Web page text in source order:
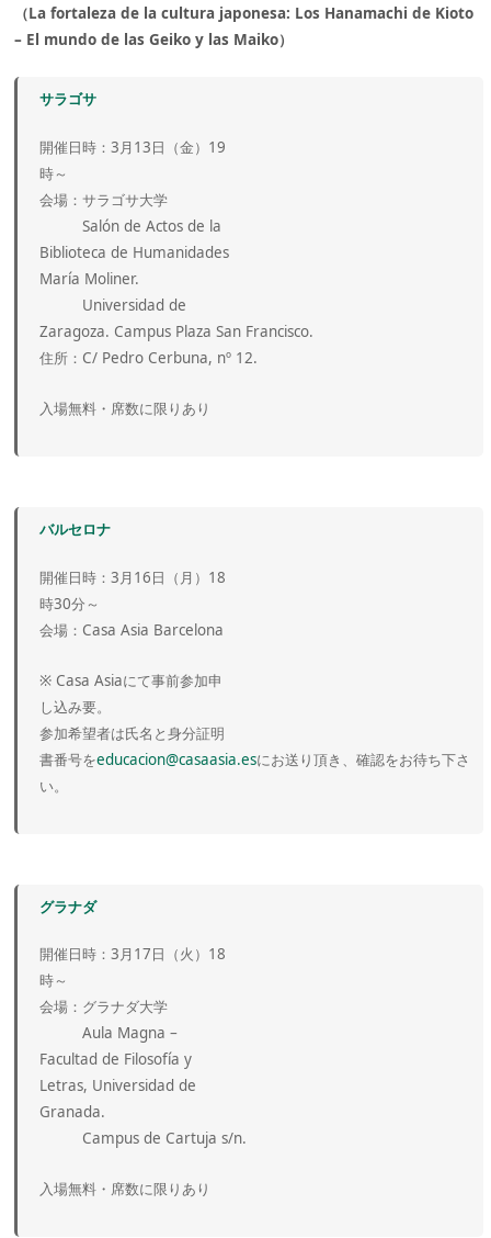
（La fortaleza de la cultura japonesa: Los Hanamachi de Kioto
– El mundo de las Geiko y las Maiko）
サラゴサ
開催日時：3月13日（金）19
時～
会場：サラゴサ大学
Salón de Actos de la
Biblioteca de Humanidades
María Moliner.
Universidad de
Zaragoza. Campus Plaza San Francisco.
住所：C/ Pedro Cerbuna, nº 12.
入場無料・席数に限りあり
バルセロナ
開催日時：3月16日（月）18
時30分～
会場：Casa Asia Barcelona
※ Casa Asiaにて事前参加申
し込み要。
参加希望者は氏名と身分証明
書番号をeducacion@casaasia.esにお送り頂き、確認をお待ち下さ
い。
グラナダ
開催日時：3月17日（火）18
時～
会場：グラナダ大学
Aula Magna –
Facultad de Filosofía y
Letras, Universidad de
Granada.
Campus de Cartuja s/n.
入場無料・席数に限りあり